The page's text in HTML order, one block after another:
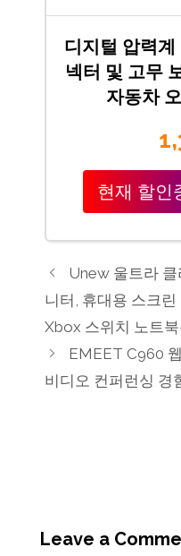
디지털 압력
넥터 및 고무
자동차
현재 할인
Unew 울트라
니터, 휴대용 스크
Xbox 스위치 노트
EMEET C960
비디오 컨퍼런싱 경
Leave a